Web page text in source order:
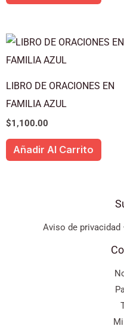
LIBRO DE ORACIONES EN
FAMILIA AZUL
$1,100.00
Añadir Al Carrito
Aviso de